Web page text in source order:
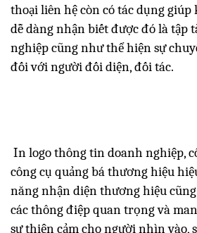
thoại liên hệ còn có tác dụng
dễ dàng nhận biết được đó là tập
nghiệp cũng như thể hiện sự
đối với người đối diện, đối tác.
In logo thông tin doanh nghiệp,
công cụ quảng bá thương hiệu
năng nhận diện thương hiệu
các thông điệp quan trọng và
sự thiện cảm cho người nhìn vào,